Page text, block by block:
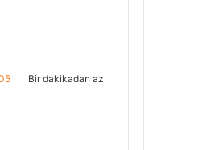
Bir dakikadan az